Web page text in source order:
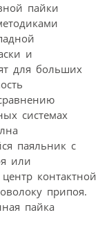
пайки
и
для больших
системах
паяльник с
или
контактной
припоя.
пайка